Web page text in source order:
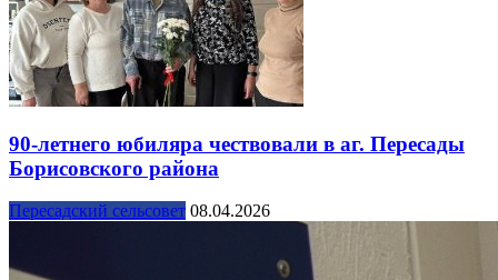
90-летнего юбиляра чествовали в аг. Пересады
Борисовского района
Пересадский сельсовет 08.04.2026